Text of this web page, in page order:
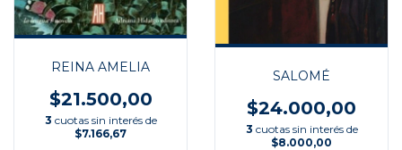
REINA AMELIA
$21.500,00
3 cuotas sin interés de
$7.166,67
SALOMÉ
$24.000,00
3 cuotas sin interés de
$8.000,00